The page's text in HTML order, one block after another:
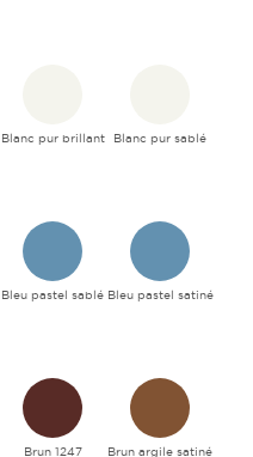
Blanc pur brillant Blanc pur sablé
Bleu pastel sablé Bleu pastel satiné
Brun 1247 Brun argile satiné